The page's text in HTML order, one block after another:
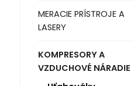
MERACIE PRÍSTROJE A
LASERY
KOMPRESORY A
VZDUCHOVÉ NÁRADIE